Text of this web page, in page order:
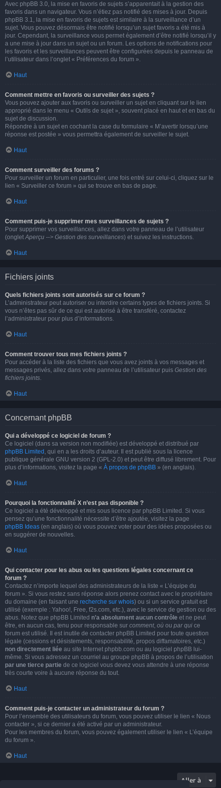
Avec phpBB 3.0, la mise en favoris de sujets s’apparentait à la gestion des
favoris dans un navigateur. Vous n’étiez pas notifié des mises à jour. Depuis
phpBB 3.1, la mise en favoris de sujets est similaire à la surveillance d’un
sujet. Vous pouvez désormais être notifié lorsqu’un sujet favoris a été mis à
jour. Cependant, la surveillance vous permet également d’être notifié lorsqu’il y
a une mise à jour dans un sujet ou un forum. Les options de notifications pour
les favoris et les surveillances peuvent être configurées depuis le panneau de
l’utilisateur dans l’onglet « Préférences du forum ».
Haut
Comment mettre en favoris ou surveiller des sujets ?
Vous pouvez ajouter aux favoris ou surveiller un sujet en cliquant sur le lien
approprié dans le menu « Outils de sujet », souvent placé en haut et en bas du
sujet de discussion.
Répondre à un sujet en cochant la case du formulaire « M’avertir lorsqu’une
réponse est postée » vous permettra également de surveiller le sujet.
Haut
Comment surveiller des forums ?
Pour surveiller un forum en particulier, une fois entré sur celui-ci, cliquez sur le
lien « Surveiller ce forum » qui se trouve en bas de page.
Haut
Comment puis-je supprimer mes surveillances de sujets ?
Pour supprimer vos surveillances, allez dans votre panneau de l’utilisateur
(ongletAperçu --> Gestion des surveillances) et suivez les instructions.
Haut
Fichiers joints
Quels fichiers joints sont autorisés sur ce forum ?
L’administrateur peut autoriser ou interdire certains types de fichiers joints. Si
vous n’êtes pas sûr de ce qui est autorisé à être transféré, contactez
l’administrateur pour plus d’informations.
Haut
Comment trouver tous mes fichiers joints ?
Pour accéder à la liste des fichiers que vous avez joints à vos messages et
messages privés, allez dans votre panneau de l’utilisateur puis Gestion des
fichiers joints.
Haut
Concernant phpBB
Qui a développé ce logiciel de forum ?
Ce logiciel (dans sa version non modifiée) est développé et distribué par
phpBB Limited , qui en a les droits d’auteur. Il est publié sous la licence
publique générale GNU version 2 (GPL-2.0) et peut être diffusé librement. Pour
plus d’informations, visitez la page « À propos de phpBB » (en anglais).
Haut
Pourquoi la fonctionnalité X n’est pas disponible ?
Ce logiciel a été développé et mis sous licence par phpBB Limited. Si vous
pensez qu’une fonctionnalité nécessite d’être ajoutée, visitez la page
phpBB Ideas (en anglais) où vous pouvez voter pour des idées proposées ou
en suggérer de nouvelles.
Haut
Qui contacter pour les abus ou les questions légales concernant ce
forum ?
Contactez n’importe lequel des administrateurs de la liste « L’équipe du
forum ». Si vous restez sans réponse alors prenez contact avec le propriétaire
du domaine (en faisant une recherche sur whois) ou si un service gratuit est
utilisé (exemple : Yahoo!, Free, f2s.com, etc.), avec le service de gestion ou des
abus. Notez que phpBB Limited n’a absolument aucun contrôle et ne peut
être, en aucun cas, tenu pour responsable sur comment, où ou par qui ce
forum est utilisé. Il est inutile de contacter phpBB Limited pour toute question
légale (cessions et désistements, responsabilité, propos diffamatoires, etc.)
non directement liée au site Internet phpbb.com ou au logiciel phpBB lui-
même. Si vous adressez un courriel au groupe phpBB à propos de l’utilisation
par une tierce partie de ce logiciel vous devez vous attendre à une réponse
très courte voire à aucune réponse du tout.
Haut
Comment puis-je contacter un administrateur du forum ?
Pour l’ensemble des utilisateurs du forum, vous pouvez utiliser le lien « Nous
contacter », si ce dernier a été activé par un administrateur.
Pour les membres du forum, vous pouvez également utiliser le lien « L’équipe
du forum ».
Haut
Aller à